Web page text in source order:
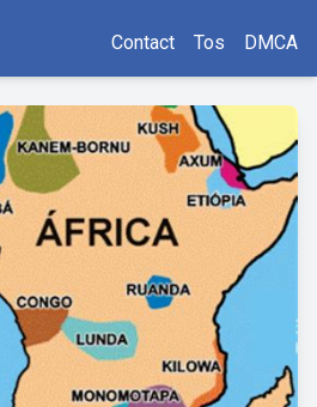
Contact Tos DMCA